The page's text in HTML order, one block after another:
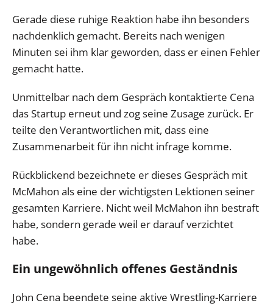
Gerade diese ruhige Reaktion habe ihn besonders
nachdenklich gemacht. Bereits nach wenigen
Minuten sei ihm klar geworden, dass er einen Fehler
gemacht hatte.
Unmittelbar nach dem Gespräch kontaktierte Cena
das Startup erneut und zog seine Zusage zurück. Er
teilte den Verantwortlichen mit, dass eine
Zusammenarbeit für ihn nicht infrage komme.
Rückblickend bezeichnete er dieses Gespräch mit
McMahon als eine der wichtigsten Lektionen seiner
gesamten Karriere. Nicht weil McMahon ihn bestraft
habe, sondern gerade weil er darauf verzichtet
habe.
Ein ungewöhnlich offenes Geständnis
John Cena beendete seine aktive Wrestling-Karriere